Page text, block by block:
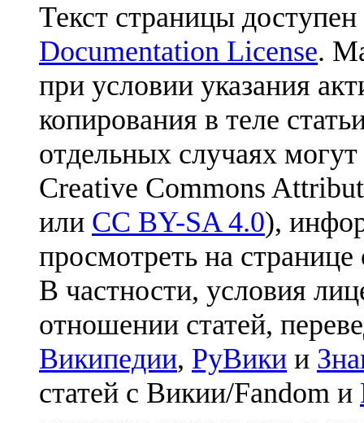
Текст страницы
Documentation License.
при условии указания
копирования в теле
отдельных случаях
Creative Commons
или CC BY-SA 4.0),
просмотреть на
В частности, условия
отношении статей,
Википедии, РуВики и
статей с Викии/Fandom и